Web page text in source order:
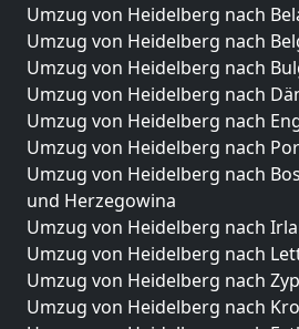
Umzug von Heidelberg nach
Umzug von Heidelberg nach
Umzug von Heidelberg nach
Umzug von Heidelberg nach
Umzug von Heidelberg nach
Umzug von Heidelberg nach
Umzug von Heidelberg nach
und Herzegowina
Umzug von Heidelberg nach
Umzug von Heidelberg nach
Umzug von Heidelberg nach
Umzug von Heidelberg nach